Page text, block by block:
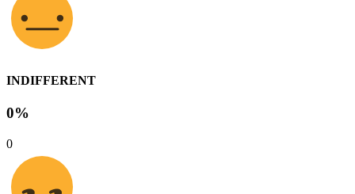
INDIFFERENT
0%
0